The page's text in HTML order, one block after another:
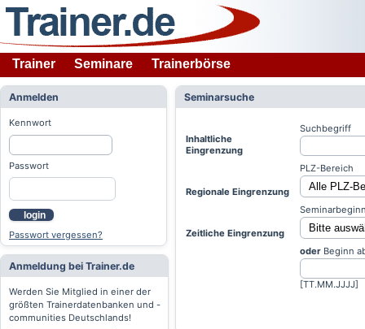
Trainer Seminare Trainerbörse
Anmelden
Kennwort
Passwort
login
Passwort vergessen?
Anmeldung bei Trainer.de
Werden Sie Mitglied in einer der
größten Trainerdatenbanken und -
communities Deutschlands!
Seminarsuche
Inhaltliche
Eingrenzung
Suchbegriff
Regionale Eingrenzung
PLZ-Bereich
Zeitliche Eingrenzung
oder Beginn
[TT.MM.JJJJ]